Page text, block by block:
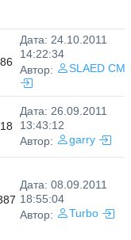
Дата: 24.10.2011
14:22:34
Автор:
SLAED
Дата: 26.09.2011
13:43:12
Автор:
garry
Дата: 08.09.2011
18:55:04
Автор:
Turbo